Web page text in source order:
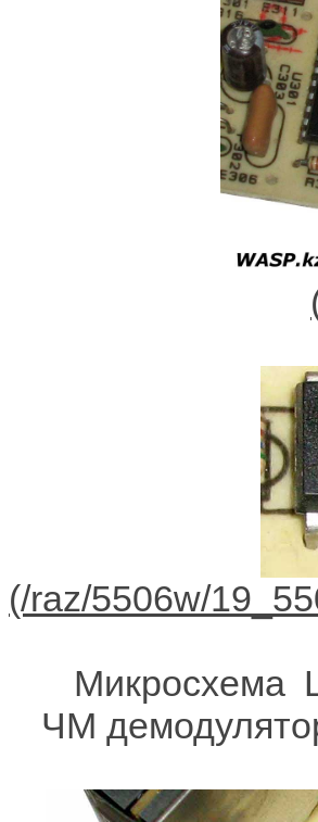
Микросхема
ЧМ